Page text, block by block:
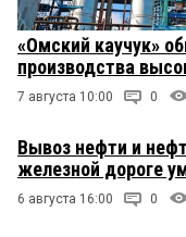
«Омский каучук»
производства
7 августа 10:00 0
Вывоз нефти и
железной дороге
6 августа 16:00 0